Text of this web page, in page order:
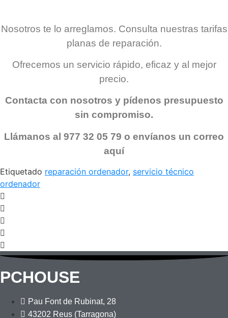
Nosotros te lo arreglamos. Consulta nuestras tarifas
planas de reparación.
Ofrecemos un servicio rápido, eficaz y al mejor
precio.
Contacta con nosotros y pídenos presupuesto
sin compromiso.
Llámanos al 977 32 05 79 o envíanos un correo
aquí
Etiquetado reparación ordenador, servicio técnico
ordenador
PCHOUSE
Pau Font de Rubinat, 28
43202 Reus (Tarragona)